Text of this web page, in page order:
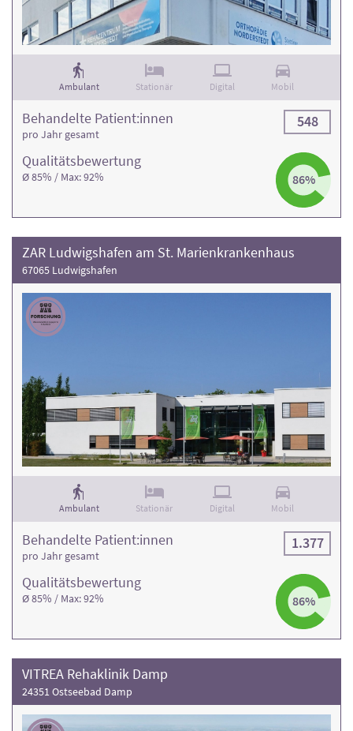
Achten Sie bei Ihrer Auswahl auf die Bewertung der
Rehaklinik und die Anzahl der Behandlungsfälle. Weitere
Informationen und die Kontaktdaten finden Sie in den
jeweiligen Klinikprofilen.
Ambulant Stationär Digital Mobil
Qualitäts­bewertung
Ø 85% / Max: 92% 86%
Behandelte Patient:innen
pro Jahr gesamt
548
ZAR Ludwigshafen am St. Marienkrankenhaus
67065 Ludwigshafen
Ambulant Stationär Digital Mobil
Qualitäts­bewertung
Ø 85% / Max: 92% 86%
Behandelte Patient:innen
pro Jahr gesamt
1.377
VITREA Rehaklinik Damp
24351 Ostseebad Damp